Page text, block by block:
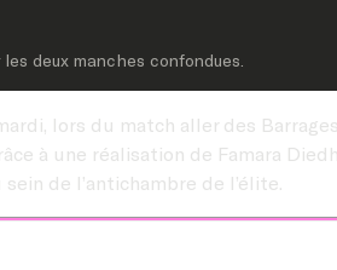
deux manches confondues.
lors du match aller des
à une réalisation de Famara
de l’antichambre de l’élite.